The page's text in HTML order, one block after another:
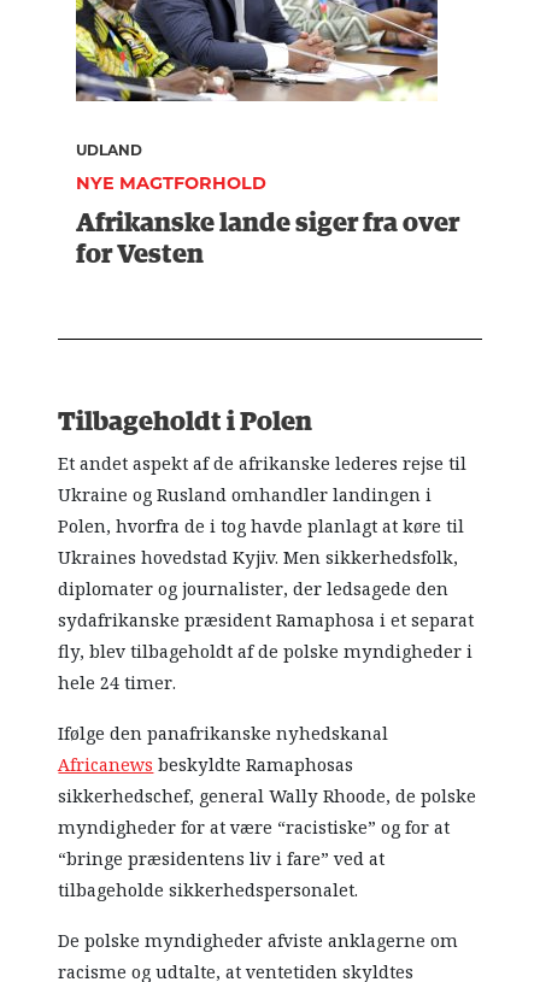
UDLAND
NYE MAGTFORHOLD
Afrikanske lande siger fra over
for Vesten
Tilbageholdt i Polen
Et andet aspekt af de afrikanske lederes rejse til
Ukraine og Rusland omhandler landingen i
Polen, hvorfra de i tog havde planlagt at køre til
Ukraines hovedstad Kyjiv. Men sikkerhedsfolk,
diplomater og journalister, der ledsagede den
sydafrikanske præsident Ramaphosa i et separat
fly, blev tilbageholdt af de polske myndigheder i
hele 24 timer.
Ifølge den panafrikanske nyhedskanal
Africanews beskyldte Ramaphosas
sikkerhedschef, general Wally Rhoode, de polske
myndigheder for at være “racistiske” og for at
“bringe præsidentens liv i fare” ved at
tilbageholde sikkerhedspersonalet.
De polske myndigheder afviste anklagerne om
racisme og udtalte, at ventetiden skyldtes